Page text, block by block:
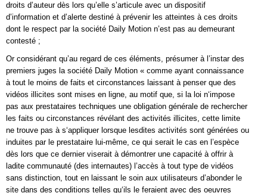
droits d’auteur dès lors qu’elle s’articule avec un dispositif
d’information et d’alerte destiné à prévenir les atteintes à ces droits
dont le respect par la société Daily Motion n’est pas au demeurant
contesté ;
Or considérant qu’au regard de ces éléments, présumer à l’instar des
premiers juges la société Daily Motion « comme ayant connaissance
à tout le moins de faits et circonstances laissant à penser que des
vidéos illicites sont mises en ligne, au motif que, si la loi n‘impose
pas aux prestataires techniques une obligation générale de rechercher
les faits ou circonstances révélant des activités illicites, cette limite
ne trouve pas à s‘appliquer lorsque lesdites activités sont générées ou
induites par le prestataire lui-même, ce qui serait le cas en l’espèce
dès lors que ce dernier viserait à démontrer une capacité à offrir à
ladite communauté (des internautes) l’accès à tout type de vidéos
sans distinction, tout en laissant le soin aux utilisateurs d’abonder le
site dans des conditions telles qu‘ils le feraient avec des oeuvres